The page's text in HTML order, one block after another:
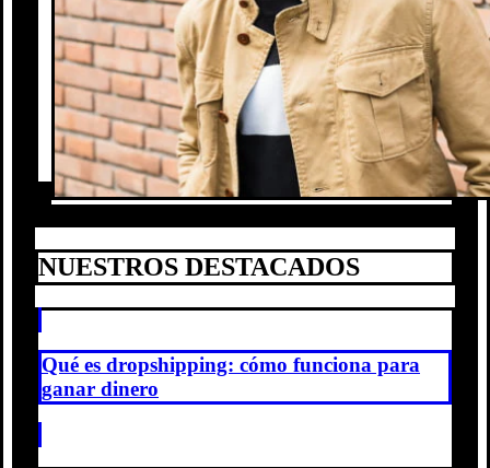
NUESTROS DESTACADOS
Qué es dropshipping: cómo funciona para
ganar dinero